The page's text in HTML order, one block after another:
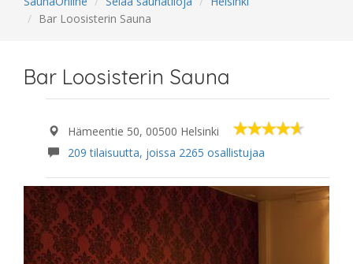
Bar Loosisterin Sauna
Bar Loosisterin Sauna
Hämeentie 50, 00500 Helsinki
209 tilaisuutta, joissa 2265 osallistujaa
Previous Next